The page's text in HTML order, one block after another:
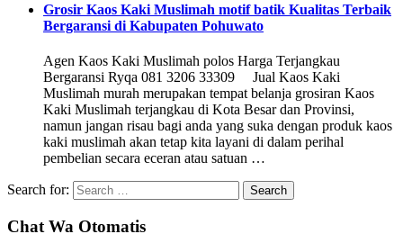
Grosir Kaos Kaki Muslimah motif batik Kualitas Terbaik
Bergaransi di Kabupaten Pohuwato
Agen Kaos Kaki Muslimah polos Harga Terjangkau
Bergaransi Ryqa 081 3206 33309 Jual Kaos Kaki
Muslimah murah merupakan tempat belanja grosiran Kaos
Kaki Muslimah terjangkau di Kota Besar dan Provinsi,
namun jangan risau bagi anda yang suka dengan produk kaos
kaki muslimah akan tetap kita layani di dalam perihal
pembelian secara eceran atau satuan …
Search for:
Chat Wa Otomatis